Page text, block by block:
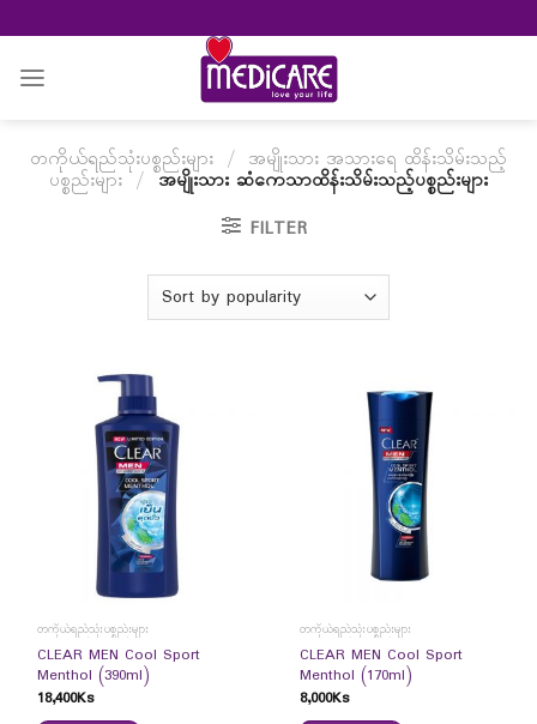
to
content
တကိုယ်ရည်သုံးပစ္စည်းများ / အမျိုးသား အသားရေ ထိန်းသိမ်းသည့်
ပစ္စည်းများ / အမျိုးသား ဆံကေသာထိန်းသိမ်းသည့်ပစ္စည်းများ
FILTER
တကိုယ်ရည်သုံးပစ္စည်းများ
CLEAR MEN Cool Sport
Menthol (390ml)
18,400Ks
တကိုယ်ရည်သုံးပစ္စည်းများ
CLEAR MEN Cool Sport
Menthol (170ml)
8,000Ks